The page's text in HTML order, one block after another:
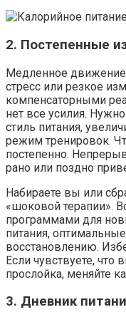
2. Постепенные
Медленное
стресс или резкое
компенсаторными
нет все усилия.
стиль питания,
режим тренировок.
постепенно.
рано или поздно
Набираете вы или
«шоковой терапии».
программами для
питания,
восстановлению.
Если чувствуете, что
прослойка, меняйте
3. Дневник